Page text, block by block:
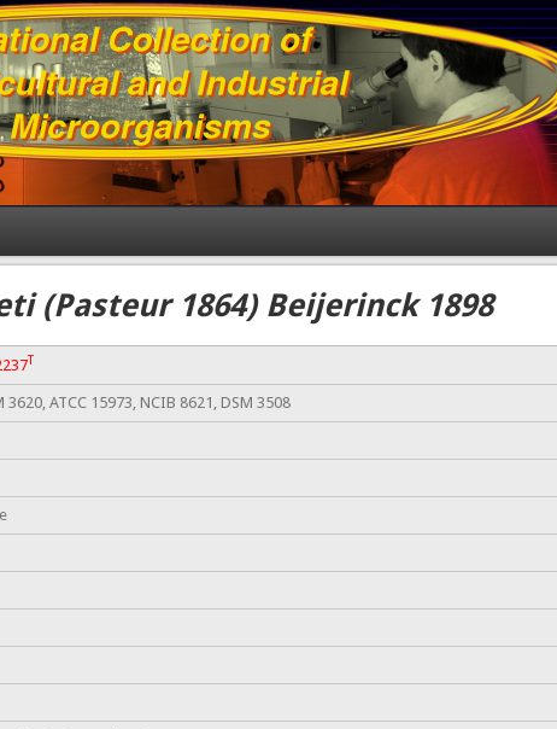
(Pasteur 1864) Beijerinck 1898
T
3620, ATCC 15973, NCIB 8621, DSM 3508